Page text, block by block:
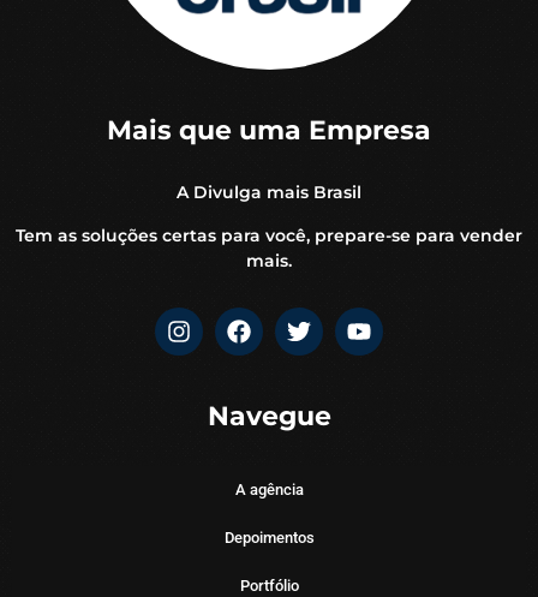
Mais que uma Empresa
A Divulga mais Brasil
Tem as soluções certas para você, prepare-se para vender
mais.
Navegue
A agência
Depoimentos
Portfólio